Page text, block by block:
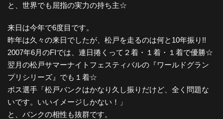
と、世界でも屈指の実力の持ち主☆
来日は今年で6度目です。
昨年は久々の来日でしたが、松戸を走るのは何と10年振り!!
2007年6月のFIでは、連日捲くって２着・１着・１着で優勝☆
翌月の松戸サマーナイトフェスティバルの『ワールドグラン
プリシリーズ』でも１着☆
ボス選手「松戸バンクはかなり久し振りだけど、全く問題な
いです。いいイメージしかない！」
と、バンクの相性も抜群です。